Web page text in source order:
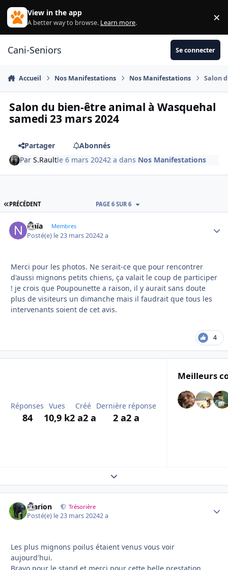
Aller au contenu
View in the app
A better way to browse. Learn more. ×
Cani-Seniors Se connecter
Accueil Nos Manifestations Nos Manifestations Salon
Salon du bien-être animal à Wasquehal
samedi 23 mars 2024
Partager
Abonnés
ParS.Raultle 6 mars 20242 a dans Nos Manifestations
PREMIÈRE PAGE
PRÉCÉDENT PAGE 6 SUR 6
Naïa Membres
Posté(e) le 23 mars 20242 a
Merci pour les photos. Ne serait-ce que pour rencontrer
d'aussi mignons petits chiens, ça valait le coup de participer
! je crois que Poupounette a raison, il y aurait sans doute
plus de visiteurs un dimanche mais il faudrait que tous les
intervenants soient de cet avis.
4
Réponses
84
Vues
10,9 k
Créé
2 a2 a
Dernière réponse
2 a2 a
Meilleurs
Expand topic overview
Marion Trésorière
Posté(e) le 23 mars 20242 a
Les plus mignons poilus étaient venus vous voir
aujourd'hui.